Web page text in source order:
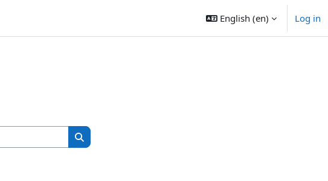
English ‎(en)‎ Log in
Search courses
Search courses